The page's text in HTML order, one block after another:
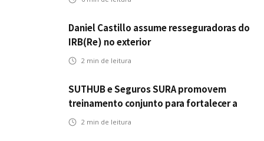
Daniel Castillo assume resseguradoras do
IRB(Re) no exterior
2 min de leitura
SUTHUB e Seguros SURA promovem
treinamento conjunto para fortalecer a
operação comercial do Seguro Mobilidade
2 min de leitura